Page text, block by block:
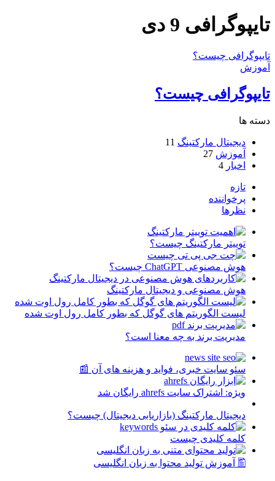
تایپوگرافی 9 دی
تایپوگرافی چیست؟
آموزش
تایپوگرافی چیست؟
دسته ها
دیجیتال مارکتینگ 11
آموزش 27
اخبار 4
تازه
پرخواننده
نظرها
توییتر مارکتینگ چیست؟
هوش مصنوعی ChatGPT چیست؟
هوش مصنوعی و دیجیتال مارکتینگ
لیست الگوریتم های گوگل که بطور کامل رول اوت شده
مدیریت برند به چه معنا است؟
سئو سایت خبری، فواید و هزینه های آن 📰
ویژه: اشتراک سایت ahrefs رایگان شد
دیجیتال مارکتینگ (بازاریابی دیجیتال) چیست؟
کلمه کلیدی چیست
🖺 آموزش تولید محتوا به زبان انگلیسی